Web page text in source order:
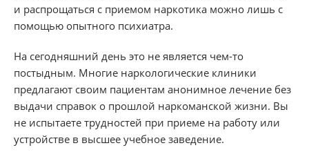
и распрощаться с приемом наркотика можно лишь с
помощью опытного психиатра.
На сегодняшний день это не является чем-то
постыдным. Многие наркологические клиники
предлагают своим пациентам анонимное лечение без
выдачи справок о прошлой наркоманской жизни. Вы
не испытаете трудностей при приеме на работу или
устройстве в высшее учебное заведение.